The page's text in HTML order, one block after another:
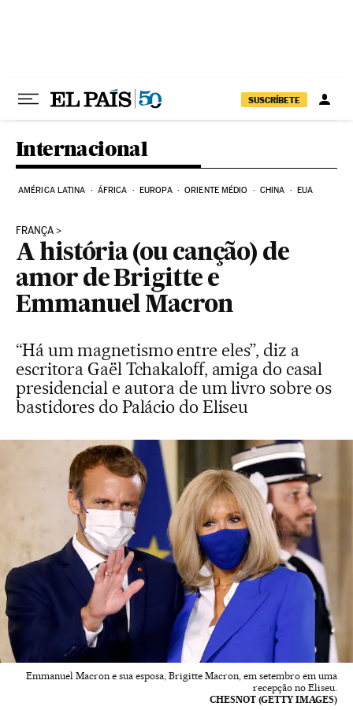
SUSCRÍBETE
Internacional
AMÉRICA LATINA ÁFRICA EUROPA ORIENTE MÉDIO CHINA EUA
FRANÇA
A história (ou canção) de
amor de Brigitte e
Emmanuel Macron
“Há um magnetismo entre eles”, diz a
escritora Gaël Tchakaloff, amiga do casal
presidencial e autora de um livro sobre os
bastidores do Palácio do Eliseu
Emmanuel Macron e sua esposa, Brigitte Macron, em setembro em uma
recepção no Eliseu.
CHESNOT (GETTY IMAGES)